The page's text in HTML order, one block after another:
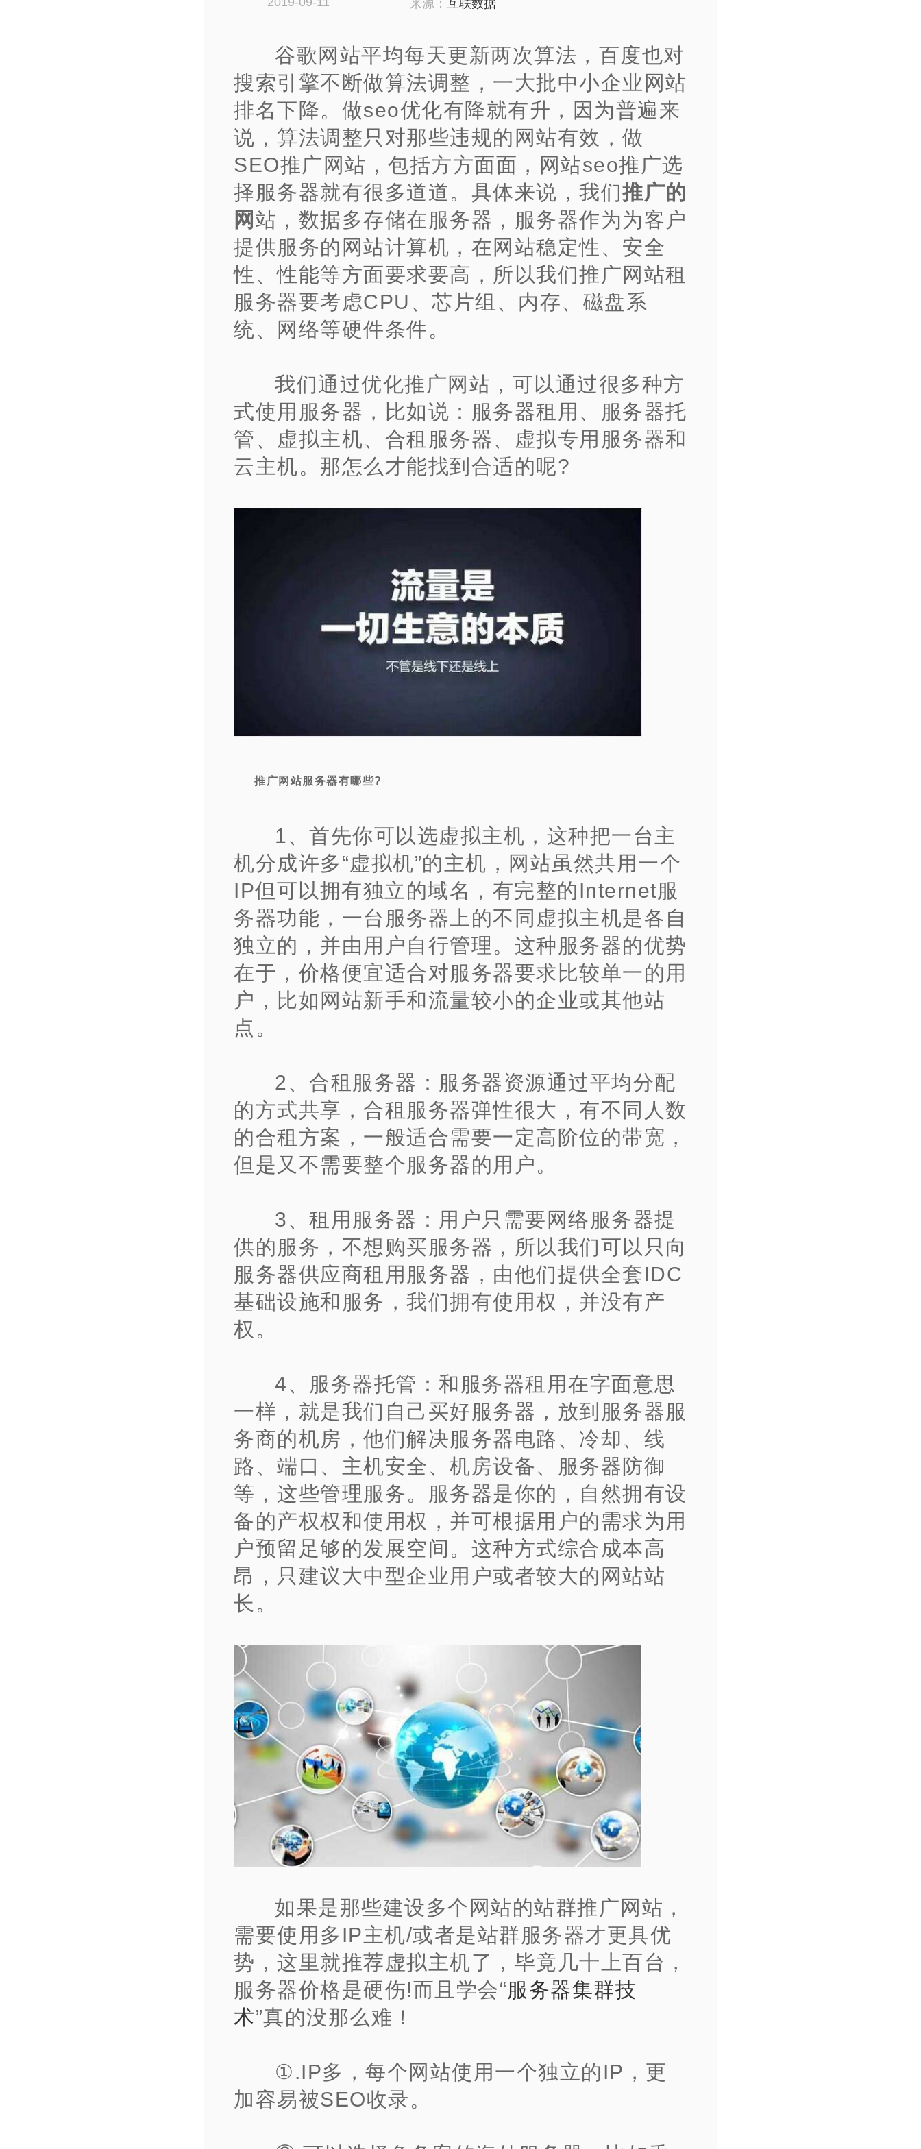
来源： 互联数据
谷歌网站平均每天更新两次算法，百度也对
搜索引擎不断做算法调整，一大批中小企业网站
排名下降。做seo优化有降就有升，因为普遍来
说，算法调整只对那些违规的网站有效，做
SEO推广网站，包括方方面面，网站seo推广选
择服务器就有很多道道。具体来说，我们推广的
网 站，数据多存储在服务器，服务器作为为客户
提供服务的网站计算机，在网站稳定性、安全
性、性能等方面要求要高，所以我们推广网站租
服务器要考虑CPU、芯片组、内存、磁盘系
统、网络等硬件条件。
我们通过优化推广网站，可以通过很多种方
式使用服务器，比如说：服务器租用、服务器托
管、虚拟主机、合租服务器、虚拟专用服务器和
云主机。那怎么才能找到合适的呢?
推广网站服务器有哪些?
1、首先你可以选虚拟主机，这种把一台主
机分成许多“虚拟机”的主机，网站虽然共用一个
IP但可以拥有独立的域名，有完整的Internet服
务器功能，一台服务器上的不同虚拟主机是各自
独立的，并由用户自行管理。这种服务器的优势
在于，价格便宜适合对服务器要求比较单一的用
户，比如网站新手和流量较小的企业或其他站
点。
2、合租服务器：服务器资源通过平均分配
的方式共享，合租服务器弹性很大，有不同人数
的合租方案，一般适合需要一定高阶位的带宽，
但是又不需要整个服务器的用户。
3、租用服务器：用户只需要网络服务器提
供的服务，不想购买服务器，所以我们可以只向
服务器供应商租用服务器，由他们提供全套IDC
基础设施和服务，我们拥有使用权，并没有产
权。
4、服务器托管：和服务器租用在字面意思
一样，就是我们自己买好服务器，放到服务器服
务商的机房，他们解决服务器电路、冷却、线
路、端口、主机安全、机房设备、服务器防御
等，这些管理服务。服务器是你的，自然拥有设
备的产权权和使用权，并可根据用户的需求为用
户预留足够的发展空间。这种方式综合成本高
昂，只建议大中型企业用户或者较大的网站站
长。
如果是那些建设多个网站的站群推广网站，
需要使用多IP主机/或者是站群服务器才更具优
势，这里就推荐虚拟主机了，毕竟几十上百台，
服务器价格是硬伤!而且学会“服务器集群技
术”真的没那么难！
①.IP多，每个网站使用一个独立的IP，更
加容易被SEO收录。